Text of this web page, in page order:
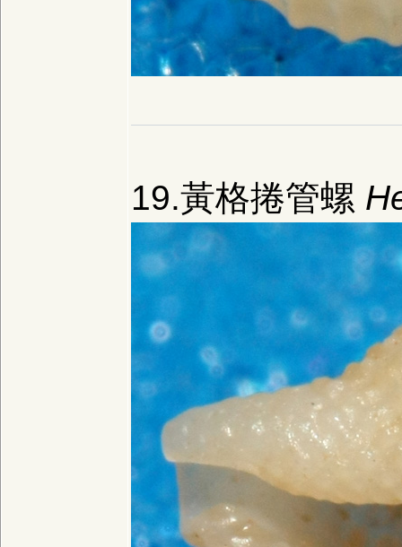
19.黃格捲管螺